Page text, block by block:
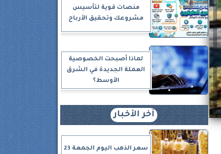
منصات قوية لتأسيس
مشروعك وتحقيق الأرباح
لماذا أصبحت الخصوصية
العملة الجديدة في الشرق
الأوسط؟
آخر الأخبار
سعر الذهب اليوم الجمعة 23